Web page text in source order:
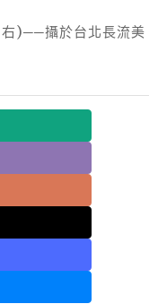
)──攝於台北長流美